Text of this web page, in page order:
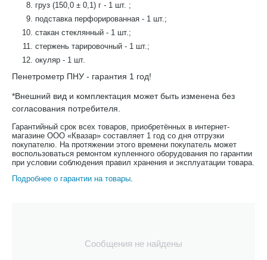
груз (150,0 ± 0,1) г - 1 шт. ;
подставка перфорированная - 1 шт.;
стакан стеклянный - 1 шт.;
стержень тарировочный - 1 шт.;
окуляр - 1 шт.
Пенетрометр ПНУ - гарантия 1 год!
*Внешний вид и комплектация может быть изменена без
согласования потребителя.
Гарантийный срок всех товаров, приобретённых в интернет-
магазине ООО «Квазар» составляет 1 год со дня отгрузки
покупателю. На протяжении этого времени покупатель может
воспользоваться ремонтом купленного оборудования по гарантии
при условии соблюдения правил хранения и эксплуатации товара.
Подробнее о гарантии на товары.
Сообщения не найдены